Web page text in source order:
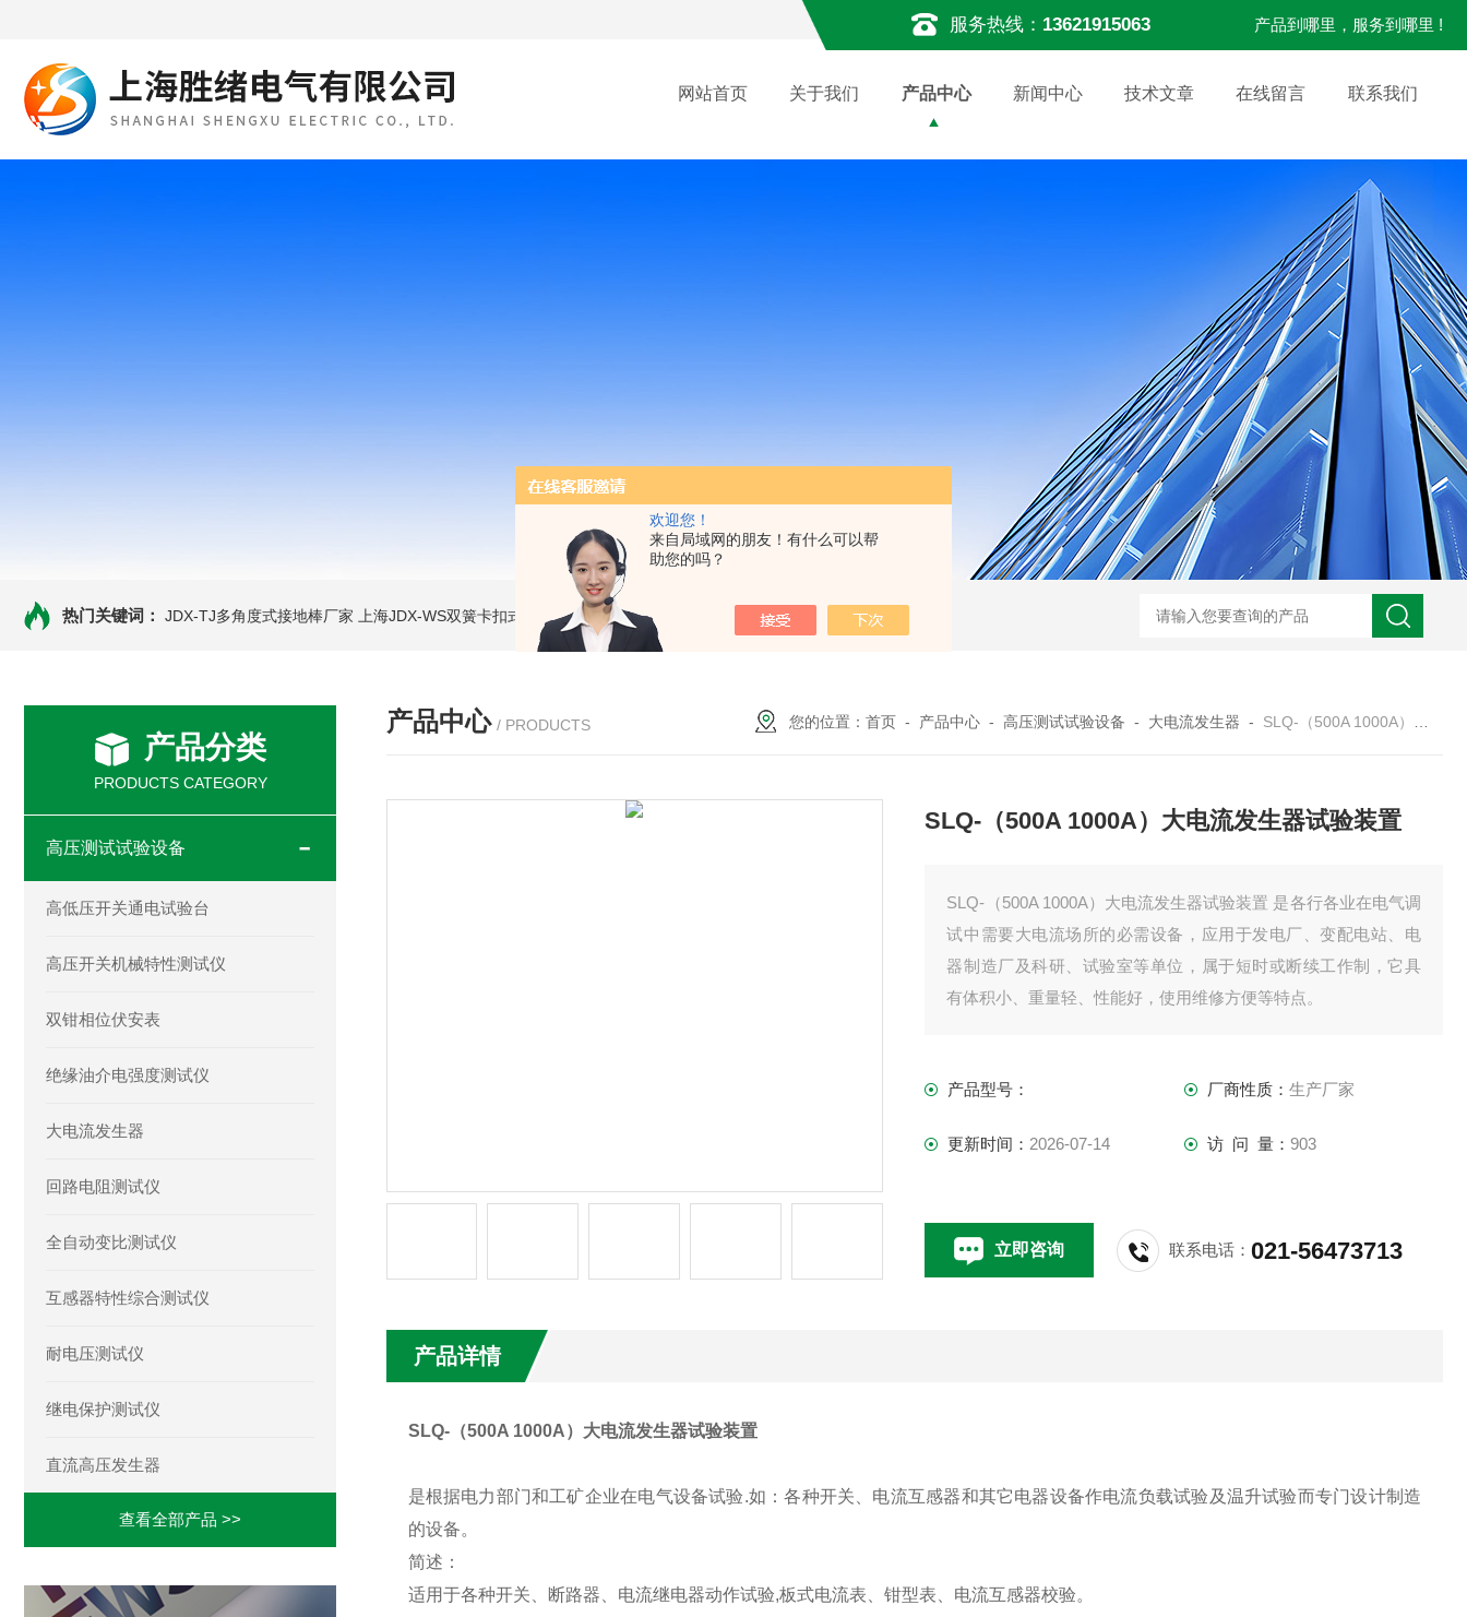
欢迎您！
来自局域网的朋友！有什么可以帮
助您的吗？
服务热线： 13621915063 产品到哪里，服务到哪里 !
网站首页 关于我们 产品中心 新闻中心 技术文章 在线留言 联系我们
热门关键词： JDX-TJ多角度式接地棒厂家 上海JDX-WS双簧卡扣式接地棒 JDX-WL圆口螺旋式（猴头式）接地棒 JDX-S双舌式接地棒价格 HD3400A接地电阻测试仪 S3010数字接地电阻测试仪现货
产品分类
PRODUCTS CATEGORY
高压测试试验设备
高低压开关通电试验台
高压开关机械特性测试仪
双钳相位伏安表
绝缘油介电强度测试仪
大电流发生器
回路电阻测试仪
全自动变比测试仪
互感器特性综合测试仪
耐电压测试仪
继电保护测试仪
直流高压发生器
查看全部产品 >>
产品中心 / PRODUCTS 您的位置：首页 - 产品中心 -高压测试试验设备 - 大电流发生器 - SLQ-（500A 1000A）大电流发生器试验装置
SLQ-（500A 1000A）大电流发生器试验装置
SLQ-（500A 1000A）大电流发生器试验装置 是各行各业在电气调
试中需要大电流场所的必需设备，应用于发电厂、变配电站、电
器制造厂及科研、试验室等单位，属于短时或断续工作制，它具
有体积小、重量轻、性能好，使用维修方便等特点。
产品型号： 厂商性质： 生产厂家
更新时间： 2026-07-14 访 问 量： 903
立即咨询 联系电话：021-56473713
产品详情
SLQ-（500A 1000A）大电流发生器试验装置
是根据电力部门和工矿企业在电气设备试验.如：各种开关、电流互感器和其它电器设备作电流负载试验及温升试验而专门设计制造
的设备。
简述：
适用于各种开关、断路器、电流继电器动作试验,板式电流表、钳型表、电流互感器校验。